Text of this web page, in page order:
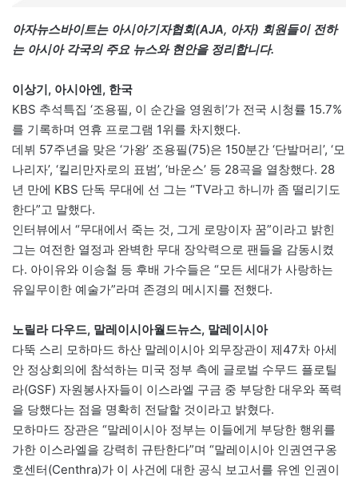
아자뉴스바이트는 아시아기자협회(AJA, 아자) 회원들이 전하
는 아시아 각국의 주요 뉴스와 현안을 정리합니다.
이상기, 아시아엔, 한국
KBS 추석특집 ‘조용필, 이 순간을 영원히’가 전국 시청률 15.7%
를 기록하며 연휴 프로그램 1위를 차지했다.
데뷔 57주년을 맞은 ‘가왕’ 조용필(75)은 150분간 ‘단발머리’, ‘모
나리자’, ‘킬리만자로의 표범’, ‘바운스’ 등 28곡을 열창했다. 28
년 만에 KBS 단독 무대에 선 그는 “TV라고 하니까 좀 떨리기도
한다”고 말했다.
인터뷰에서 “무대에서 죽는 것, 그게 로망이자 꿈”이라고 밝힌
그는 여전한 열정과 완벽한 무대 장악력으로 팬들을 감동시켰
다. 아이유와 이승철 등 후배 가수들은 “모든 세대가 사랑하는
유일무이한 예술가”라며 존경의 메시지를 전했다.
노릴라 다우드, 말레이시아월드뉴스, 말레이시아
다뚝 스리 모하마드 하산 말레이시아 외무장관이 제47차 아세
안 정상회의에 참석하는 미국 정부 측에 글로벌 수무드 플로틸
라(GSF) 자원봉사자들이 이스라엘 구금 중 부당한 대우와 폭력
을 당했다는 점을 명확히 전달할 것이라고 밝혔다.
모하마드 장관은 “말레이시아 정부는 이들에게 부당한 행위를
가한 이스라엘을 강력히 규탄한다”며 “말레이시아 인권연구옹
호센터(Centhra)가 이 사건에 대한 공식 보고서를 유엔 인권이